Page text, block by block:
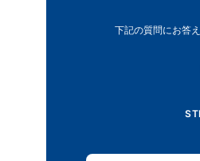
下記の質問にお答